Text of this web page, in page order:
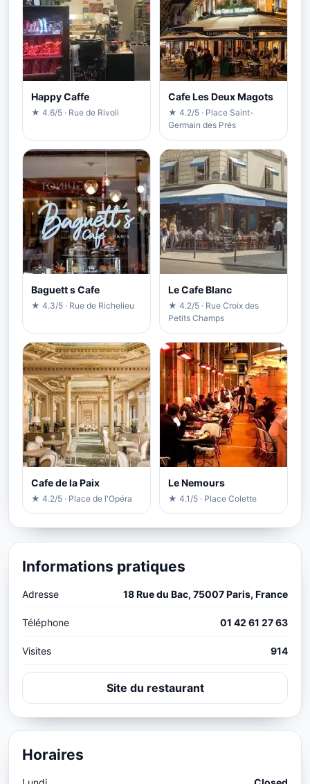
Happy Caffe
★ 4.6/5 · Rue de Rivoli
Cafe Les Deux Magots
★ 4.2/5 · Place Saint-
Germain des Prés
Baguett s Cafe
★ 4.3/5 · Rue de Richelieu
Le Cafe Blanc
★ 4.2/5 · Rue Croix des
Petits Champs
Cafe de la Paix
★ 4.2/5 · Place de l'Opéra
Le Nemours
★ 4.1/5 · Place Colette
Informations pratiques
Adresse 18 Rue du Bac, 75007 Paris, France
Téléphone 01 42 61 27 63
Visites 914
Site du restaurant
Horaires